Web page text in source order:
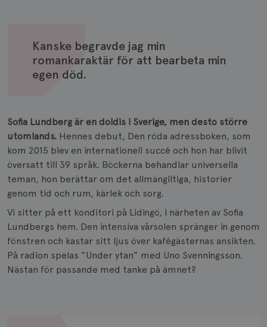
Kanske begravde jag min
romankaraktär för att bearbeta min
egen död.
Sofia Lundberg är en doldis i Sverige, men desto större
utomlands. Hennes debut, Den röda adressboken, som
kom 2015 blev en internationell succé och hon har blivit
översatt till 39 språk. Böckerna behandlar universella
teman, hon berättar om det allmängiltiga, historier
genom tid och rum, kärlek och sorg.
Vi sitter på ett konditori på Lidingö, i närheten av Sofia
Lundbergs hem. Den intensiva vårsolen spränger in genom
fönstren och kastar sitt ljus över kafégästernas ansikten.
På radion spelas ”Under ytan” med Uno Svenningsson.
Nästan för passande med tanke på ämnet?